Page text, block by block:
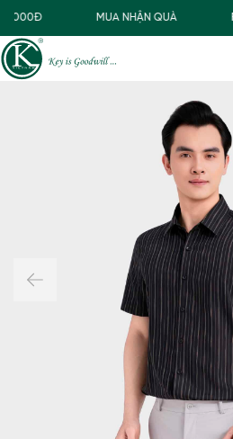
MUA NHẬN QUÀ